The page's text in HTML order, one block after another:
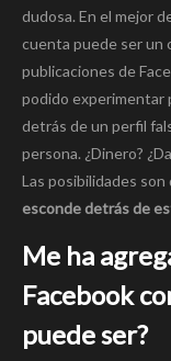
dudosa. En el mejor
cuenta puede ser un
publicaciones de
podido experimentar
detrás de un perfil
persona. ¿Dinero?
Las posibilidades
esconde detrás de
Me ha
Facebook
puede ser?